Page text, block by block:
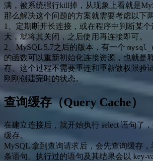
满，被系统强行kill掉，从现象上看就是
那么解决这个问题的方案就需要考虑以下
1、定期断开长连接，或在程序中判断某
大，就将其关闭，之后使用再连接即可。
2、MySQL 5.7之后的版本，有一个
的函数可以重新初始化连接资源，也就是
存。这个过程不需要重连和重新做权限验
刚刚创建完时的状态。
查询缓存（Query Cache）
在建立连接后，就开始执行 select 语句了
缓存。
MySQL 拿到查询请求后，会先查询缓存
条语句。执行过的语句及其结果会以 key-